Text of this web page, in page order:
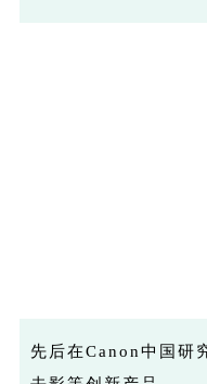
先后在Canon中国研